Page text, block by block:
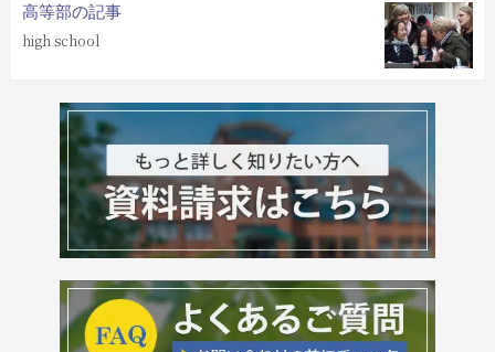
高等部の記事
high school